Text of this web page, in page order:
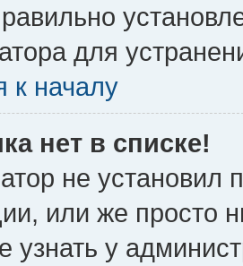
для
к началу
нет в списке!
не установил
или же просто
узнать у